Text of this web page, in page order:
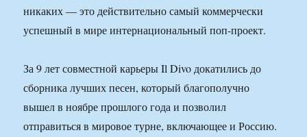
никаких — это действительно самый коммерчески
успешный в мире интернациональный поп-проект.
За 9 лет совместной карьеры Il Divo докатились до
сборника лучших песен, который благополучно
вышел в ноябре прошлого года и позволил
отправиться в мировое турне, включающее и Россию.